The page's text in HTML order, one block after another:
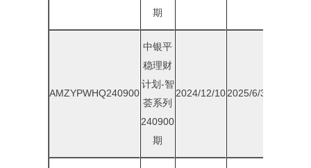
期
AMZYPWHQ240900
中银平
稳理财
计划-智
荟系列
240900
期
2024/12/102025/6/30